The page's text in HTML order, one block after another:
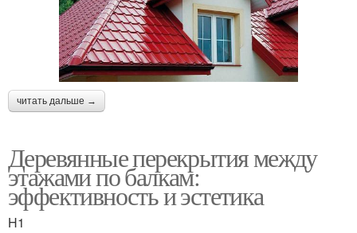
читать дальше →
Деревянные перекрытия между
этажами по балкам:
эффективность и эстетика
H1